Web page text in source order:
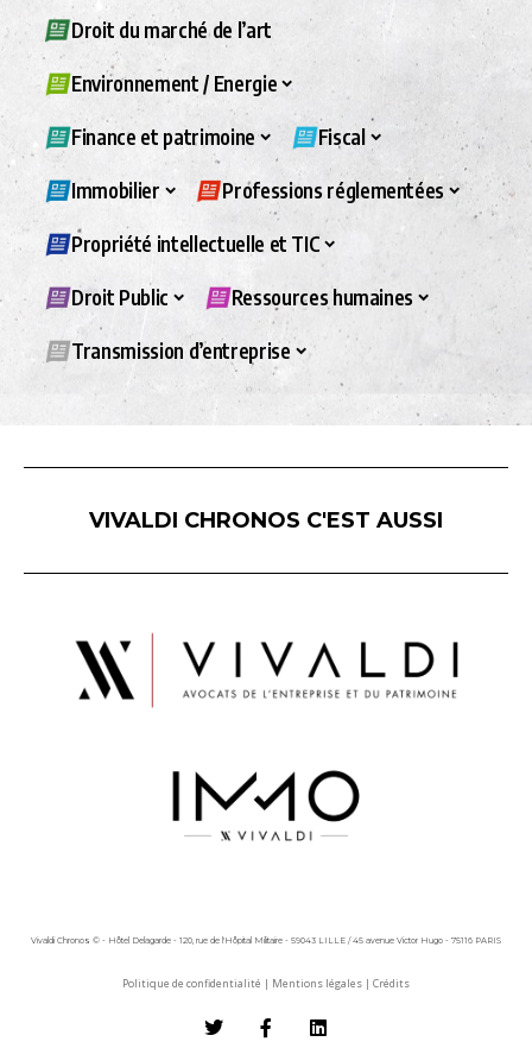
Droit du marché de l’art
Environnement / Energie
Finance et patrimoine Fiscal
Immobilier Professions réglementées
Propriété intellectuelle et TIC
Droit Public Ressources humaines
Transmission d’entreprise
VIVALDI CHRONOS C'EST AUSSI
Vivaldi Chronos © - Hôtel Delagarde - 120, rue de l'Hôpital Militaire - 59043 LILLE / 45 avenue Victor Hugo - 75116 PARIS
Politique de confidentialité | Mentions légales | Crédits